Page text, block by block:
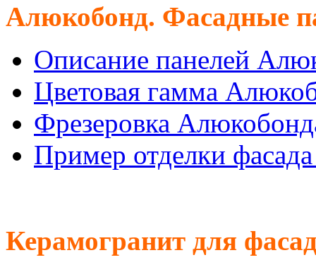
Алюкобонд. Фасадные
Описание панелей
Цветовая гамма
Фрезеровка
Пример отделки
Керамогранит для